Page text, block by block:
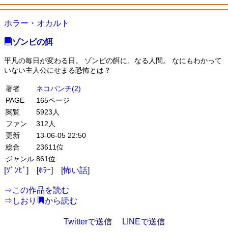
ホラー・オカルト
ゾンビの餌
平凡の毎日が変わる日。 ゾンビの餌に、なる人間。 なにもわかって
いない主人公にせまる恐怖とは？
著者
ネコパンチ(2)
PAGE
165ページ
閲覧
5923人
ファン
312人
更新
13-06-05 22:50
総合
23611位
ジャンル 861位
[ｿﾞﾝﾋﾞ] [ﾎﾗｰ] [怖い話]
⇒この作品を読む
⇒ しおり から読む
Twitterで送信 LINEで送信